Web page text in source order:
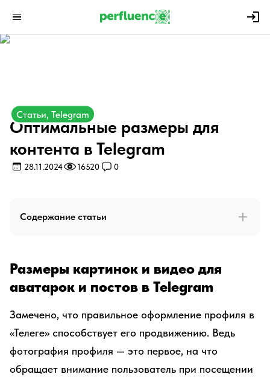
Статьи, Telegram
Оптимальные размеры для
контента в Telegram
28.11.2024 16520 0
Содержание статьи
Размеры картинок и видео для
аватарок и постов в Telegram
Замечено, что правильное оформление профиля в
«Телеге» способствует его продвижению. Ведь
фотография профиля — это первое, на что
обращает внимание пользователь при посещении